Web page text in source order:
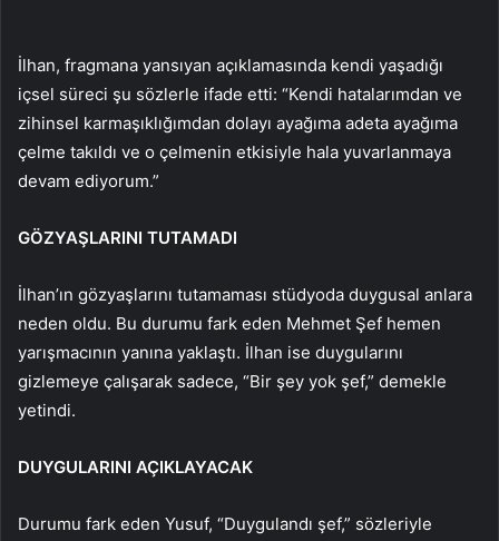
İlhan, fragmana yansıyan açıklamasında kendi yaşadığı
içsel süreci şu sözlerle ifade etti: “Kendi hatalarımdan ve
zihinsel karmaşıklığımdan dolayı ayağıma adeta ayağıma
çelme takıldı ve o çelmenin etkisiyle hala yuvarlanmaya
devam ediyorum.”
GÖZYAŞLARINI TUTAMADI
İlhan’ın gözyaşlarını tutamaması stüdyoda duygusal anlara
neden oldu. Bu durumu fark eden Mehmet Şef hemen
yarışmacının yanına yaklaştı. İlhan ise duygularını
gizlemeye çalışarak sadece, “Bir şey yok şef,” demekle
yetindi.
DUYGULARINI AÇIKLAYACAK
Durumu fark eden Yusuf, “Duygulandı şef,” sözleriyle